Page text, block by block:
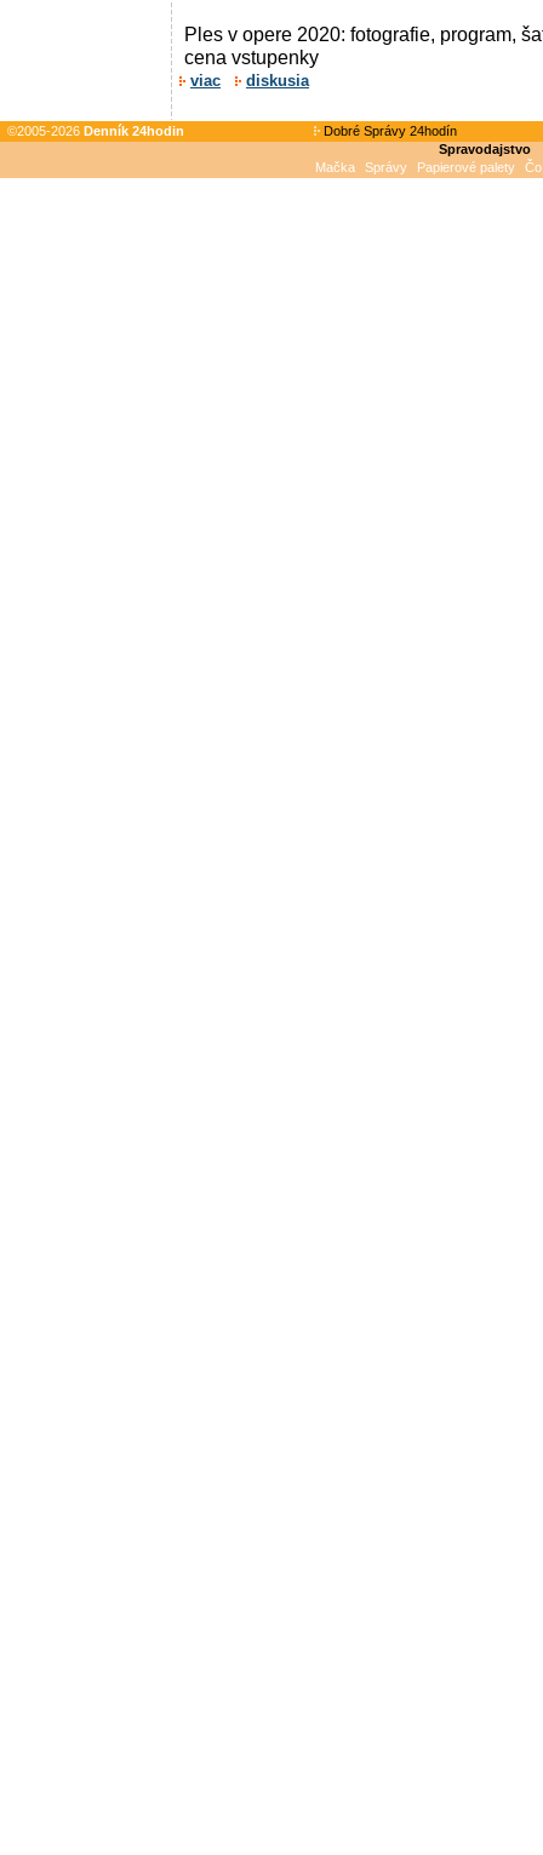
Ples v opere 2020: fotografie, program,
cena vstupenky
viac diskusia
©2005-2026 Denník 24hodin
Dobré Správy 24hodín
Spravodajstvo
Mačka
Správy Papierové palety